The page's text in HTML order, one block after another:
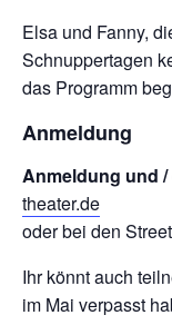
Elsa und Fanny,
Schnuppertagen
das Programm
Anmeldung
Anmeldung und
theater.de
oder bei den
Ihr könnt auch
im Mai verpasst